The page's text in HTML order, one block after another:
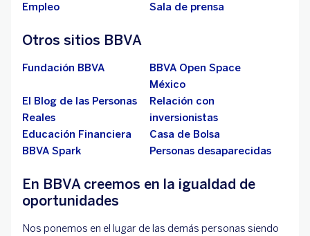
Empleo
Sala de prensa
Otros sitios BBVA
Fundación BBVA
BBVA Open Space
México
El Blog de las Personas
Reales
Relación con
inversionistas
Educación Financiera
Casa de Bolsa
BBVA Spark
Personas desaparecidas
En BBVA creemos en la igualdad de
oportunidades
Nos ponemos en el lugar de las demás personas siendo